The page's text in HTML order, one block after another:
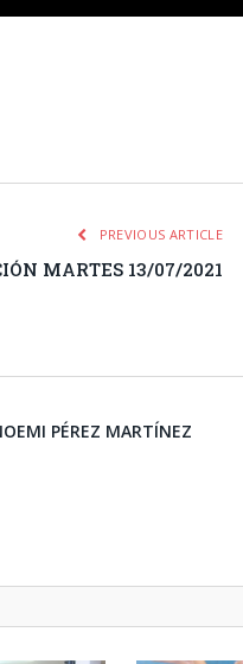
PREVIOUS ARTICLE
MARTES 13/07/2021
PÉREZ MARTÍNEZ